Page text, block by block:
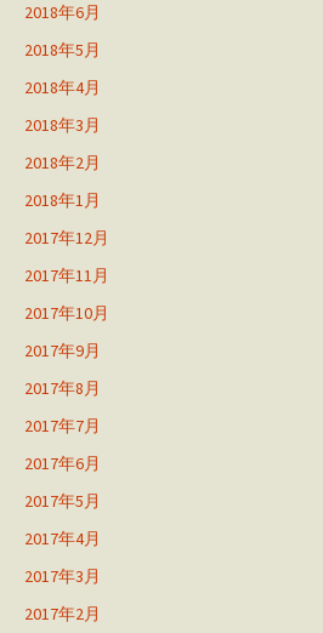
2018年6月
2018年5月
2018年4月
2018年3月
2018年2月
2018年1月
2017年12月
2017年11月
2017年10月
2017年9月
2017年8月
2017年7月
2017年6月
2017年5月
2017年4月
2017年3月
2017年2月